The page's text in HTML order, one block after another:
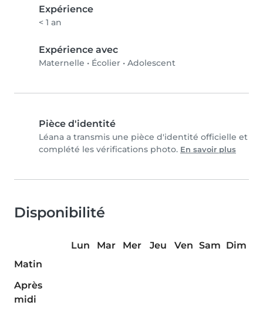
Expérience
< 1 an
Expérience avec
Maternelle • Écolier • Adolescent
Pièce d'identité
Léana a transmis une pièce d'identité officielle et
complété les vérifications photo. En savoir plus
Disponibilité
Lun Mar Mer Jeu Ven Sam Dim
Matin
Après
midi